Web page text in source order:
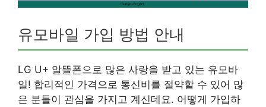
유모바일 가입 방법 안내
LG U+ 알뜰폰으로 많은 사랑을 받고 있는 유모바
일! 합리적인 가격으로 통신비를 절약할 수 있어 많
은 분들이 관심을 가지고 계신데요. 어떻게 가입하